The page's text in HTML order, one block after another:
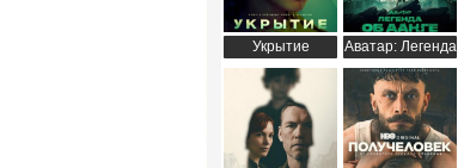
Укрытие
(Бункер) (3
сезон)
Аватар: Легенда
об Аанге (2
сезон)